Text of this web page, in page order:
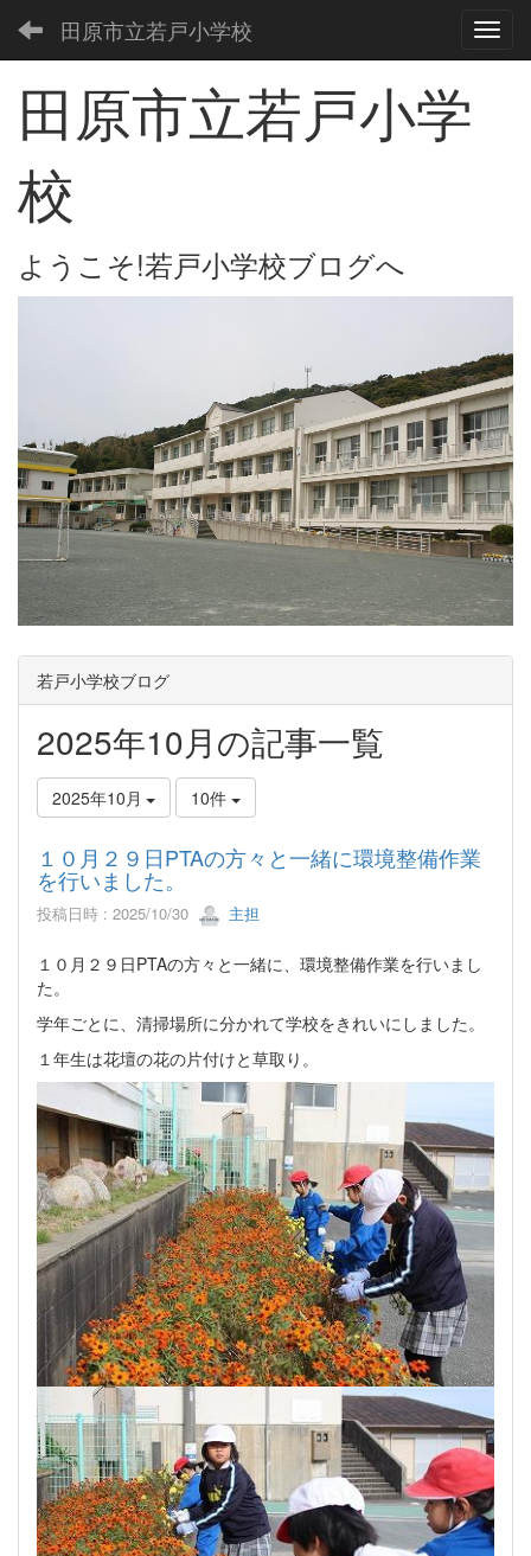
田原市立若戸小学校
田原市立若戸小学
校
ようこそ!若戸小学校ブログへ
若戸小学校ブログ
2025年10月の記事一覧
2025年10月 10件
１０月２９日PTAの方々と一緒に環境整備作業
を行いました。
投稿日時 : 2025/10/30 主担
１０月２９日PTAの方々と一緒に、環境整備作業を行いまし
た。
学年ごとに、清掃場所に分かれて学校をきれいにしました。
１年生は花壇の花の片付けと草取り。